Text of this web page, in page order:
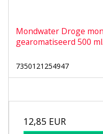
Mondwater Droge
gearomatiseerd 500 ml.
7350121254947
12,85 EUR